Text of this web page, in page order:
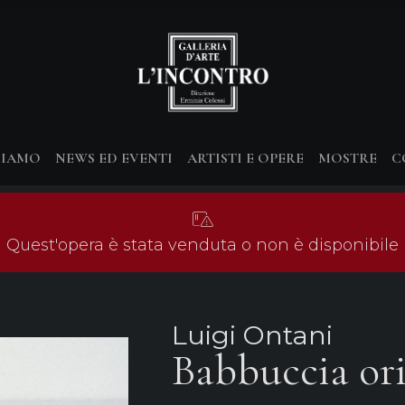
NEWS ED EVENTI ARTISTI E OPERE MOSTRE
Quest'opera è stata venduta o non è disponibile
Luigi Ontani
Babbuccia